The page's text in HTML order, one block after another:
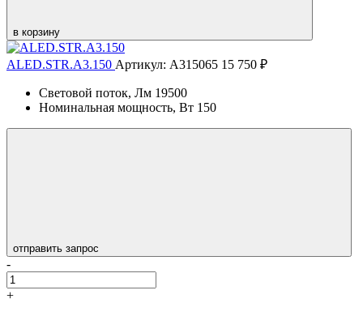
в корзину
ALED.STR.A3.150 Артикул: А315065 15 750 ₽
Световой поток, Лм 19500
Номинальная мощность, Вт 150
отправить запрос
-
+